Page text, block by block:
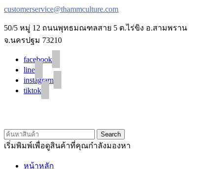
customerservice@thammculture.com
50/5 หมู่ 12 ถนนพุทธมณฑลสาย 5 ต.ไร่ขิง อ.สามพราน
จ.นครปฐม 73210
facebook
line
instagram
tiktok
Search
เริ่มพิมพ์เพื่อดูสินค้าที่คุณกำลังมองหา
หน้าหลัก